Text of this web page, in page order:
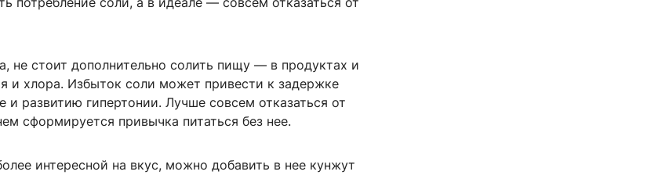
не стоит дополнительно солить пищу — в продуктах и
и хлора. Избыток соли может привести к задержке
и развитию гипертонии. Лучше совсем отказаться от
сформируется привычка питаться без нее.
интересной на вкус, можно добавить в нее кунжут